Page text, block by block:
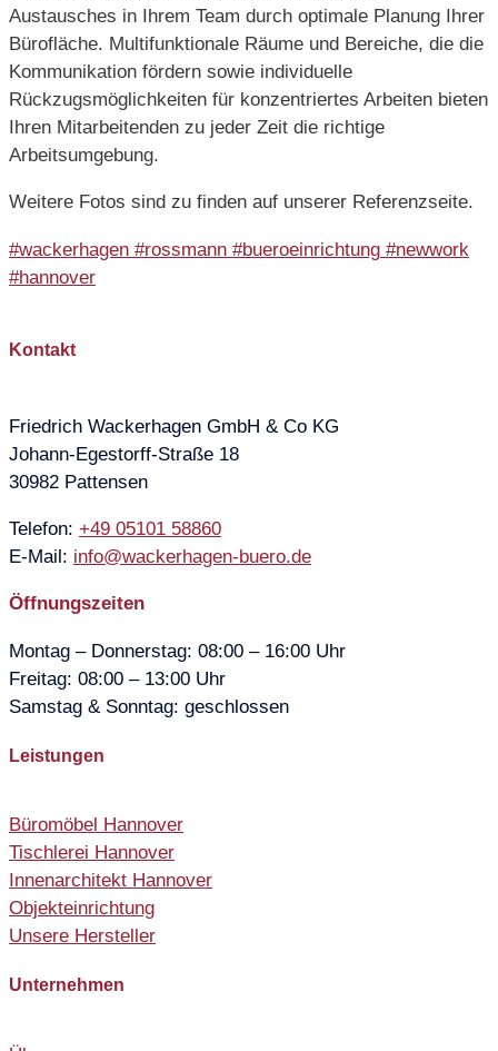
Austausches in Ihrem Team durch optimale Planung Ihrer
Bürofläche. Multifunktionale Räume und Bereiche, die die
Kommunikation fördern sowie individuelle
Rückzugsmöglichkeiten für konzentriertes Arbeiten bieten
Ihren Mitarbeitenden zu jeder Zeit die richtige
Arbeitsumgebung.
Weitere Fotos sind zu finden auf unserer Referenzseite.
#wackerhagen #rossmann #bueroeinrichtung #newwork
#hannover
Kontakt
Friedrich Wackerhagen GmbH & Co KG
Johann-Egestorff-Straße 18
30982 Pattensen
Telefon: +49 05101 58860
E-Mail: info@wackerhagen-buero.de
Öffnungszeiten
Montag – Donnerstag: 08:00 – 16:00 Uhr
Freitag: 08:00 – 13:00 Uhr
Samstag & Sonntag: geschlossen
Leistungen
Büromöbel Hannover
Tischlerei Hannover
Innenarchitekt Hannover
Objekteinrichtung
Unsere Hersteller
Unternehmen